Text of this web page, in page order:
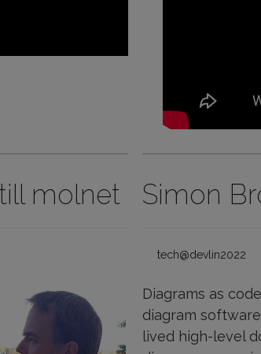
molnet Simon
tech@devlin2022
Diagrams as
diagram
lived high-level